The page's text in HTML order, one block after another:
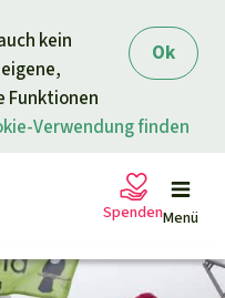
Ok
kein
Funktionen
Verwendung finden
Menü
Spenden